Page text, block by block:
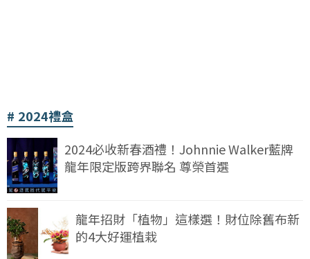
2024禮盒
2024必收新春酒禮！Johnnie Walker藍牌
龍年限定版跨界聯名 尊榮首選
龍年招財「植物」這樣選！財位除舊布新
的4大好運植栽